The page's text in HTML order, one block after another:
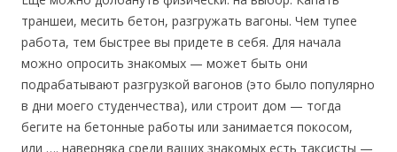
траншеи, месить бетон, разгружать вагоны. Чем тупее
работа, тем быстрее вы придете в себя. Для начала
можно опросить знакомых — может быть они
подрабатывают разгрузкой вагонов (это было популярно
в дни моего студенчества), или строит дом — тогда
бегите на бетонные работы или занимается покосом,
или …. наверняка среди ваших знакомых есть таксисты —